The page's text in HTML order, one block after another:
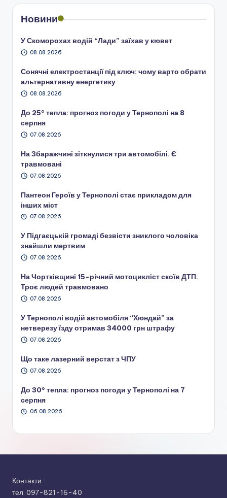
Новини
У Скоморохах водій “Лади” заїхав у кювет
08.08.2026
Сонячні електростанції під ключ: чому варто обрати
альтернативну енергетику
08.08.2026
До 25° тепла: прогноз погоди у Тернополі на 8
серпня
07.08.2026
На Збаражчині зіткнулися три автомобілі. Є
травмовані
07.08.2026
Пантеон Героїв у Тернополі стає прикладом для
інших міст
07.08.2026
У Підгаєцькій громаді безвісти зниклого чоловіка
знайшли мертвим
07.08.2026
На Чортківщині 15-річний мотоцикліст скоїв ДТП.
Троє людей травмовано
07.08.2026
У Тернополі водій автомобіля “Хюндай” за
нетверезу їзду отримав 34000 грн штрафу
07.08.2026
Що таке лазерний верстат з ЧПУ
07.08.2026
До 30° тепла: прогноз погоди у Тернополі на 7
серпня
06.08.2026
Контакти
тел. 097-821-16-40